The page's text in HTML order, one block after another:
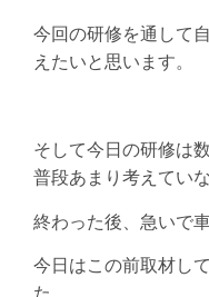
今回の研修を通して
えたいと思います。
そして今日の研修は
普段あまり考えてい
終わった後、急いで車
今日はこの前取材し